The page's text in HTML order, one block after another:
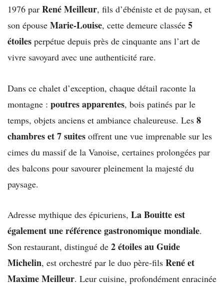
1976 par René Meilleur, fils d’ébéniste et de paysan, et
son épouse Marie-Louise, cette demeure classée 5
étoiles perpétue depuis près de cinquante ans l’art de
vivre savoyard avec une authenticité rare.
Dans ce chalet d’exception, chaque détail raconte la
montagne : poutres apparentes, bois patinés par le
temps, objets anciens et ambiance chaleureuse. Les 8
chambres et 7 suites offrent une vue imprenable sur les
cimes du massif de la Vanoise, certaines prolongées par
des balcons pour savourer pleinement la majesté du
paysage.
Adresse mythique des épicuriens, La Bouitte est
également une référence gastronomique mondiale.
Son restaurant, distingué de 2 étoiles au Guide
Michelin, est orchestré par le duo père-fils René et
Maxime Meilleur. Leur cuisine, profondément enracinée